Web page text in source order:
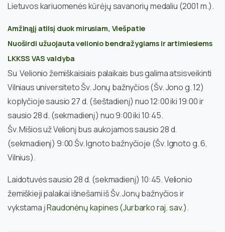
Lietuvos kariuomenės kūrėjų savanorių medaliu (2001 m.).
Amžinąjį atilsį duok mirusiam, Viešpatie
Nuoširdi užuojauta velionio bendražygiams ir artimiesiems
LKKSS VAS valdyba
Su Velionio žemiškaisiais palaikais bus galima atsisveikinti
Vilniaus universiteto Šv. Jonų bažnyčios (Šv. Jono g. 12)
koplyčioje sausio 27 d. (šeštadienį) nuo 12:00 iki 19:00 ir
sausio 28 d. (sekmadienį) nuo 9:00 iki 10:45.
Šv. Mišios už Velionį bus aukojamos sausio 28 d.
(sekmadienį) 9:00 Šv. Ignoto bažnyčioje (Šv. Ignoto g. 6,
Vilnius).
Laidotuvės sausio 28 d. (sekmadienį) 10:45. Velionio
žemiškieji palaikai išnešami iš Šv. Jonų bažnyčios ir
vykstama įRaudonėnų kapines (Jurbarko raj. sav.).